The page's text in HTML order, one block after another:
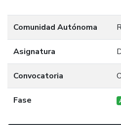
Comunidad Autónoma
Asignatura
Convocatoria
Fase